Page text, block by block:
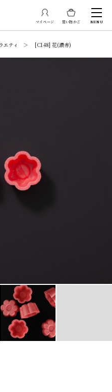
買い物かご
マイページ MENU
エティ ＞ [C148] 花(濃赤)